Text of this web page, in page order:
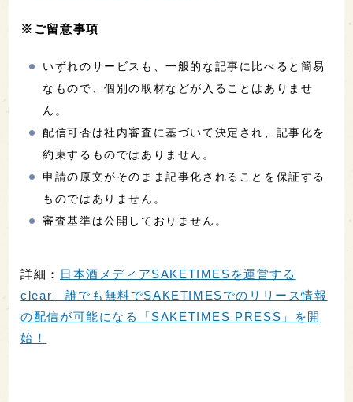
※ご留意事項
いずれのサービスも、一般的な記事に比べると簡易
なもので、個別の取材などが入ることはありませ
ん。
配信可否は社内審査に基づいて決定され、記事化を
約束するものではありません。
申請の原文がそのまま記事化されることを保証する
ものではありません。
審査基準は公開しておりません。
詳細：
日本酒メディアSAKETIMESを運営する
clear、誰でも無料でSAKETIMESでのリリース情報
の配信が可能になる「SAKETIMES PRESS」を開
始！